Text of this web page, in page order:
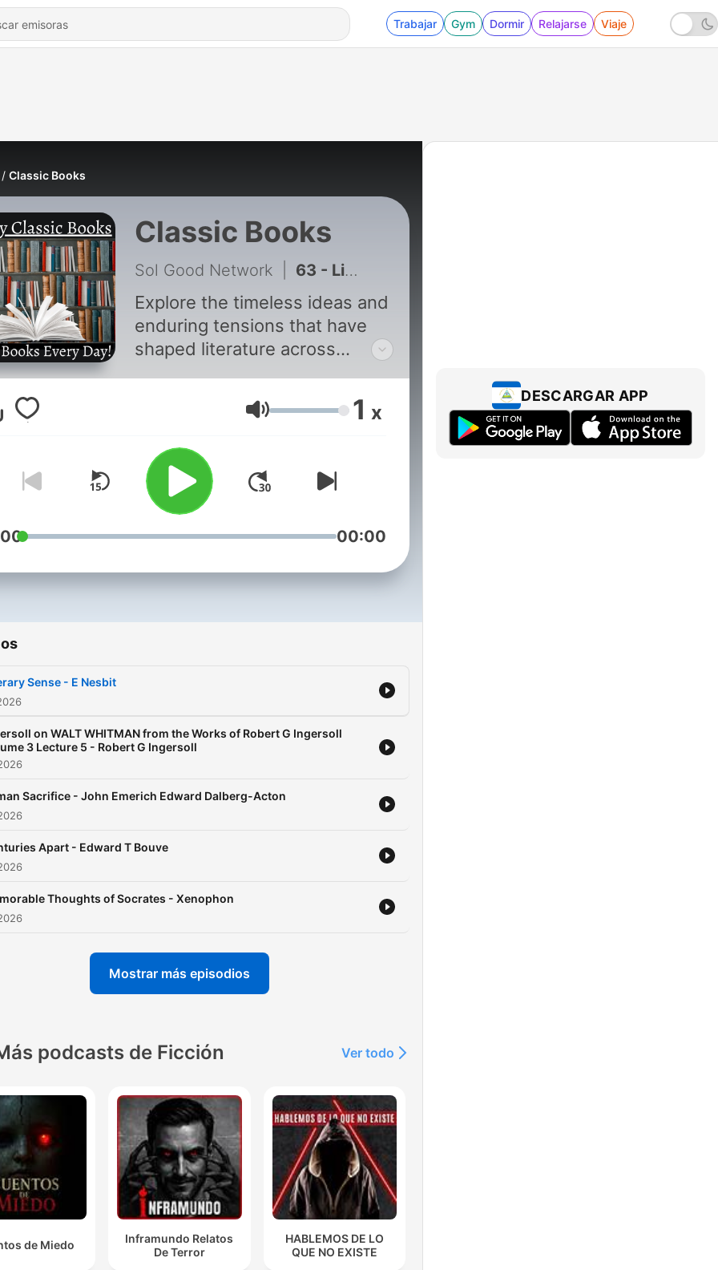
Trabajar Gym Dormir Relajarse Viaje
Classic Books
Classic Books
Sol Good Network 63 - Literary Sense - E Nesbit
Explore the timeless ideas and
enduring tensions that have
shaped literature across
into the realm of classic books,
where themes like human
norms are examined with
depth and nuance. Each week,
a new full-length audiobook
takes center stage, offering
from a different era or literary
selection of works that span
enriching experience for those
thought-provoking escape.
weekly, there's always
Volumen 1 x
00:00
Sense - E Nesbit
on WALT WHITMAN from the Works of Robert G Ingersoll
3 Lecture 5 - Robert G Ingersoll
Sacrifice - John Emerich Edward Dalberg-Acton
Apart - Edward T Bouve
Thoughts of Socrates - Xenophon
Mostrar más episodios
podcasts de Ficción Ver todo
de Miedo
Inframundo Relatos
De Terror
HABLEMOS DE LO
QUE NO EXISTE
DESCARGAR APP